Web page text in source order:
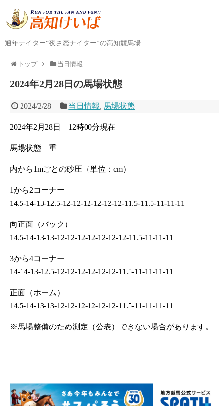
通年ナイター“夜さ恋ナイター”の高知競馬場
トップ 当日情報
2024年2月28日の馬場状態
2024/2/28 当日情報, 馬場状態
2024年2月28日 12時00分現在
馬場状態 重
内から1mごとの砂圧（単位：cm）
1から2コーナー
14.5-14-13-12.5-12-12-12-12-12-12-11.5-11.5-11-11-11
向正面（バック）
14.5-14-13-13-12-12-12-12-12-12-12-11.5-11-11-11
3から4コーナー
14-14-13-12.5-12-12-12-12-12-12-11.5-11-11-11-11
正面（ホーム）
14.5-14-13-13-12-12-12-12-12-12-11.5-11-11-11-11
※馬場整備のため測定（公表）できない場合があります。